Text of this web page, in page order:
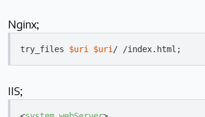
Nginx;
try_files $uri $uri / /i
IIS;